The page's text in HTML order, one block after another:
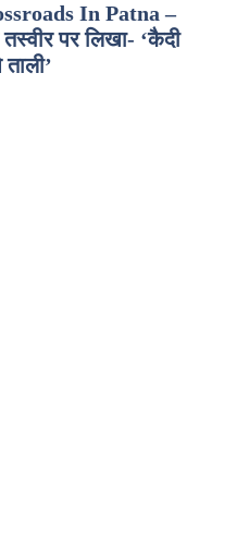
In Patna –
तस्वीर पर लिखा- ‘कैदी